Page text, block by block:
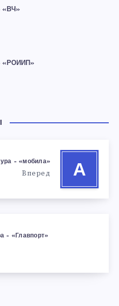
«ВЧ»
«РОИИП»
А
– «мобила»
Вперед
– «Главпорт»